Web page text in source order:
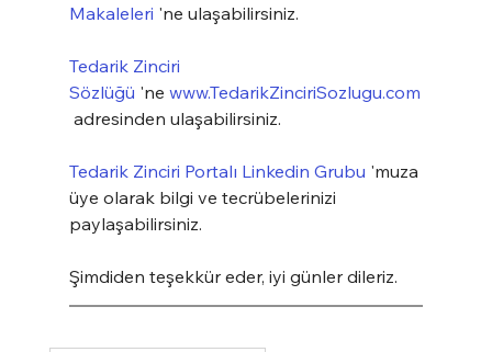
Makaleleri 'ne ulaşabilirsiniz.
Tedarik Zinciri
Sözlüğü 'ne www.TedarikZinciriSozlugu.com
adresinden ulaşabilirsiniz.
Tedarik Zinciri Portalı Linkedin Grubu 'muza
üye olarak bilgi ve tecrübelerinizi
paylaşabilirsiniz.
Şimdiden teşekkür eder, iyi günler dileriz.